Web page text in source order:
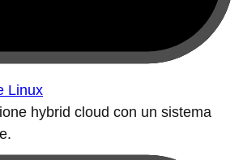
Linux
hybrid cloud con un sistema